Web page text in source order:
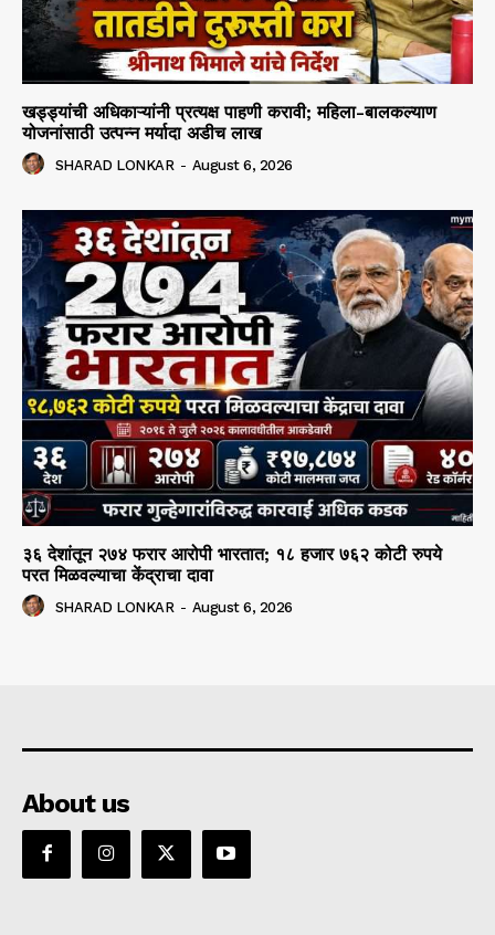
खड्ड्यांची अधिकाऱ्यांनी प्रत्यक्ष पाहणी करावी; महिला-बालकल्याण
योजनांसाठी उत्पन्न मर्यादा अडीच लाख
SHARAD LONKAR - August 6, 2026
३६ देशांतून २७४ फरार आरोपी भारतात; १८ हजार ७६२ कोटी रुपये
परत मिळवल्याचा केंद्राचा दावा
SHARAD LONKAR - August 6, 2026
About us